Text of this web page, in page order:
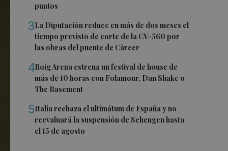
puntos
3La Diputación reduce en más de dos meses el
tiempo previsto de corte de la CV-560 por
las obras del puente de Càrcer
4Roig Arena estrena un festival de house de
más de 10 horas con Folamour, Dan Shake o
The Basement
5Italia rechaza el ultimátum de España y no
reevaluará la suspensión de Schengen hasta
el 15 de agosto